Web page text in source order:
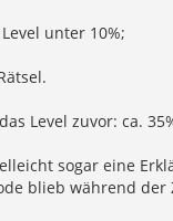
unter 10%;
Level zuvor: ca.
sogar eine
blieb während